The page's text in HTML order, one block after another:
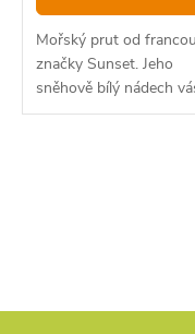
ů
t
ů
Mořský prut od
značky Sunset. Jeho
sněhově bílý nádech
vody nenechá
á